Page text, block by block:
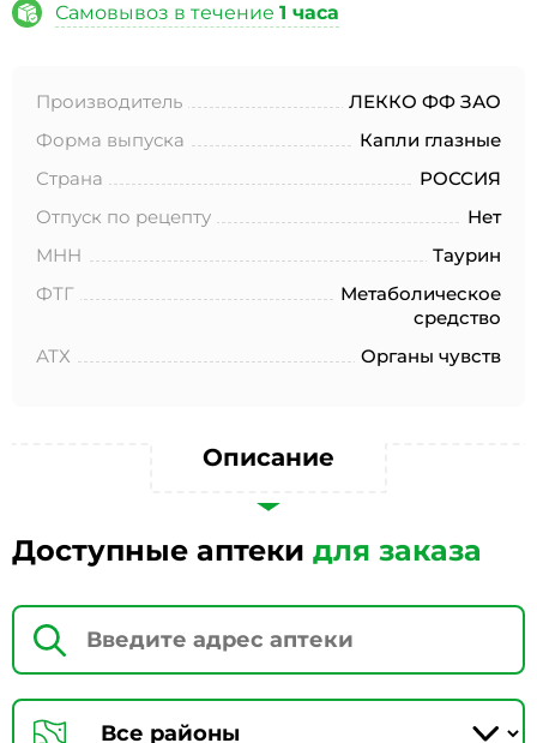
Самовывоз в течение 1 часа
Производитель
ЛЕККО ФФ ЗАО
Форма выпуска
Капли глазные
Страна
РОССИЯ
Отпуск по рецепту
Нет
МНН
Таурин
ФТГ
Метаболическое
средство
АТХ
Органы чувств
Описание
Доступные аптеки для заказа
соответствии с Федеральным законом от 27.07.2006 года
целей, определенных в Согласии на обработку